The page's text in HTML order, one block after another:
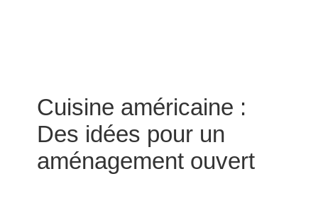
Cuisine américaine :
Des idées pour un
aménagement ouvert